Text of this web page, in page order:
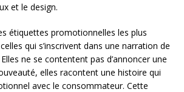
et le design.
étiquettes promotionnelles les plus
qui s’inscrivent dans une narration de
ne se contentent pas d’annoncer une
elles racontent une histoire qui
avec le consommateur. Cette